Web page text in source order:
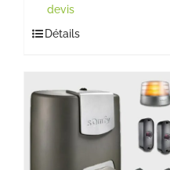
devis
Détails